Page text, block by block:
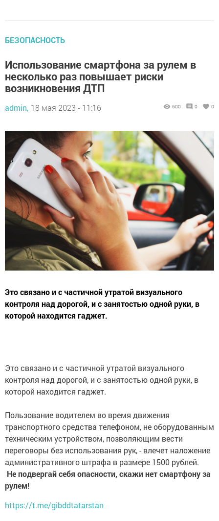
БЕЗОПАСНОСТЬ
Использование смартфона за рулем в
несколько раз повышает риски
возникновения ДТП
admin, 18 мая 2023 - 11:16 600 0 0
Это связано и с частичной утратой визуального
контроля над дорогой, и с занятостью одной руки, в
которой находится гаджет.
Это связано и с частичной утратой визуального
контроля над дорогой, и с занятостью одной руки, в
которой находится гаджет.
Пользование водителем во время движения
транспортного средства телефоном, не оборудованным
техническим устройством, позволяющим вести
переговоры без использования рук, - влечет наложение
административного штрафа в размере 1500 рублей.
Не подвергай себя опасности, скажи нет смартфону за
рулем!
https://t.me/gibddtatarstan